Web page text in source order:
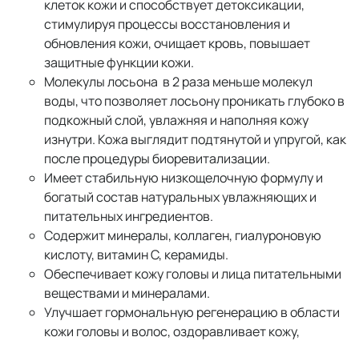
клеток кожи и способствует детоксикации,
стимулируя процессы восстановления и
обновления кожи, очищает кровь, повышает
защитные функции кожи.
Молекулы лосьона в 2 раза меньше молекул
воды, что позволяет лосьону проникать глубоко в
подкожный слой, увлажняя и наполняя кожу
изнутри. Кожа выглядит подтянутой и упругой, как
после процедуры биоревитализации.
Имеет стабильную низкощелочную формулу и
богатый состав натуральных увлажняющих и
питательных ингредиентов.
Содержит минералы, коллаген, гиалуроновую
кислоту, витамин С, керамиды.
Обеспечивает кожу головы и лица питательными
веществами и минералами.
Улучшает гормональную регенерацию в области
кожи головы и волос, оздоравливает кожу,